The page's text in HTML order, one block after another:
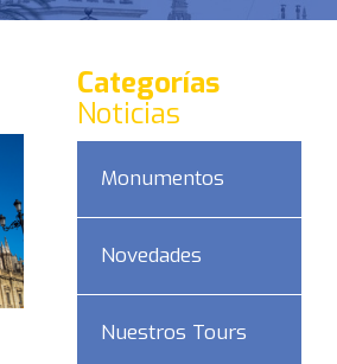
Categorías
Noticias
Monumentos
Novedades
Nuestros Tours